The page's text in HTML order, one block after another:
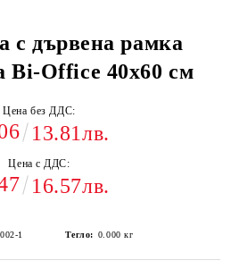
с дървена рамка
Bi-Office 40х60 см
Цена без ДДС:
13.81лв.
Цена с ДДС:
16.57лв.
1 Тегло: 0.000 кг